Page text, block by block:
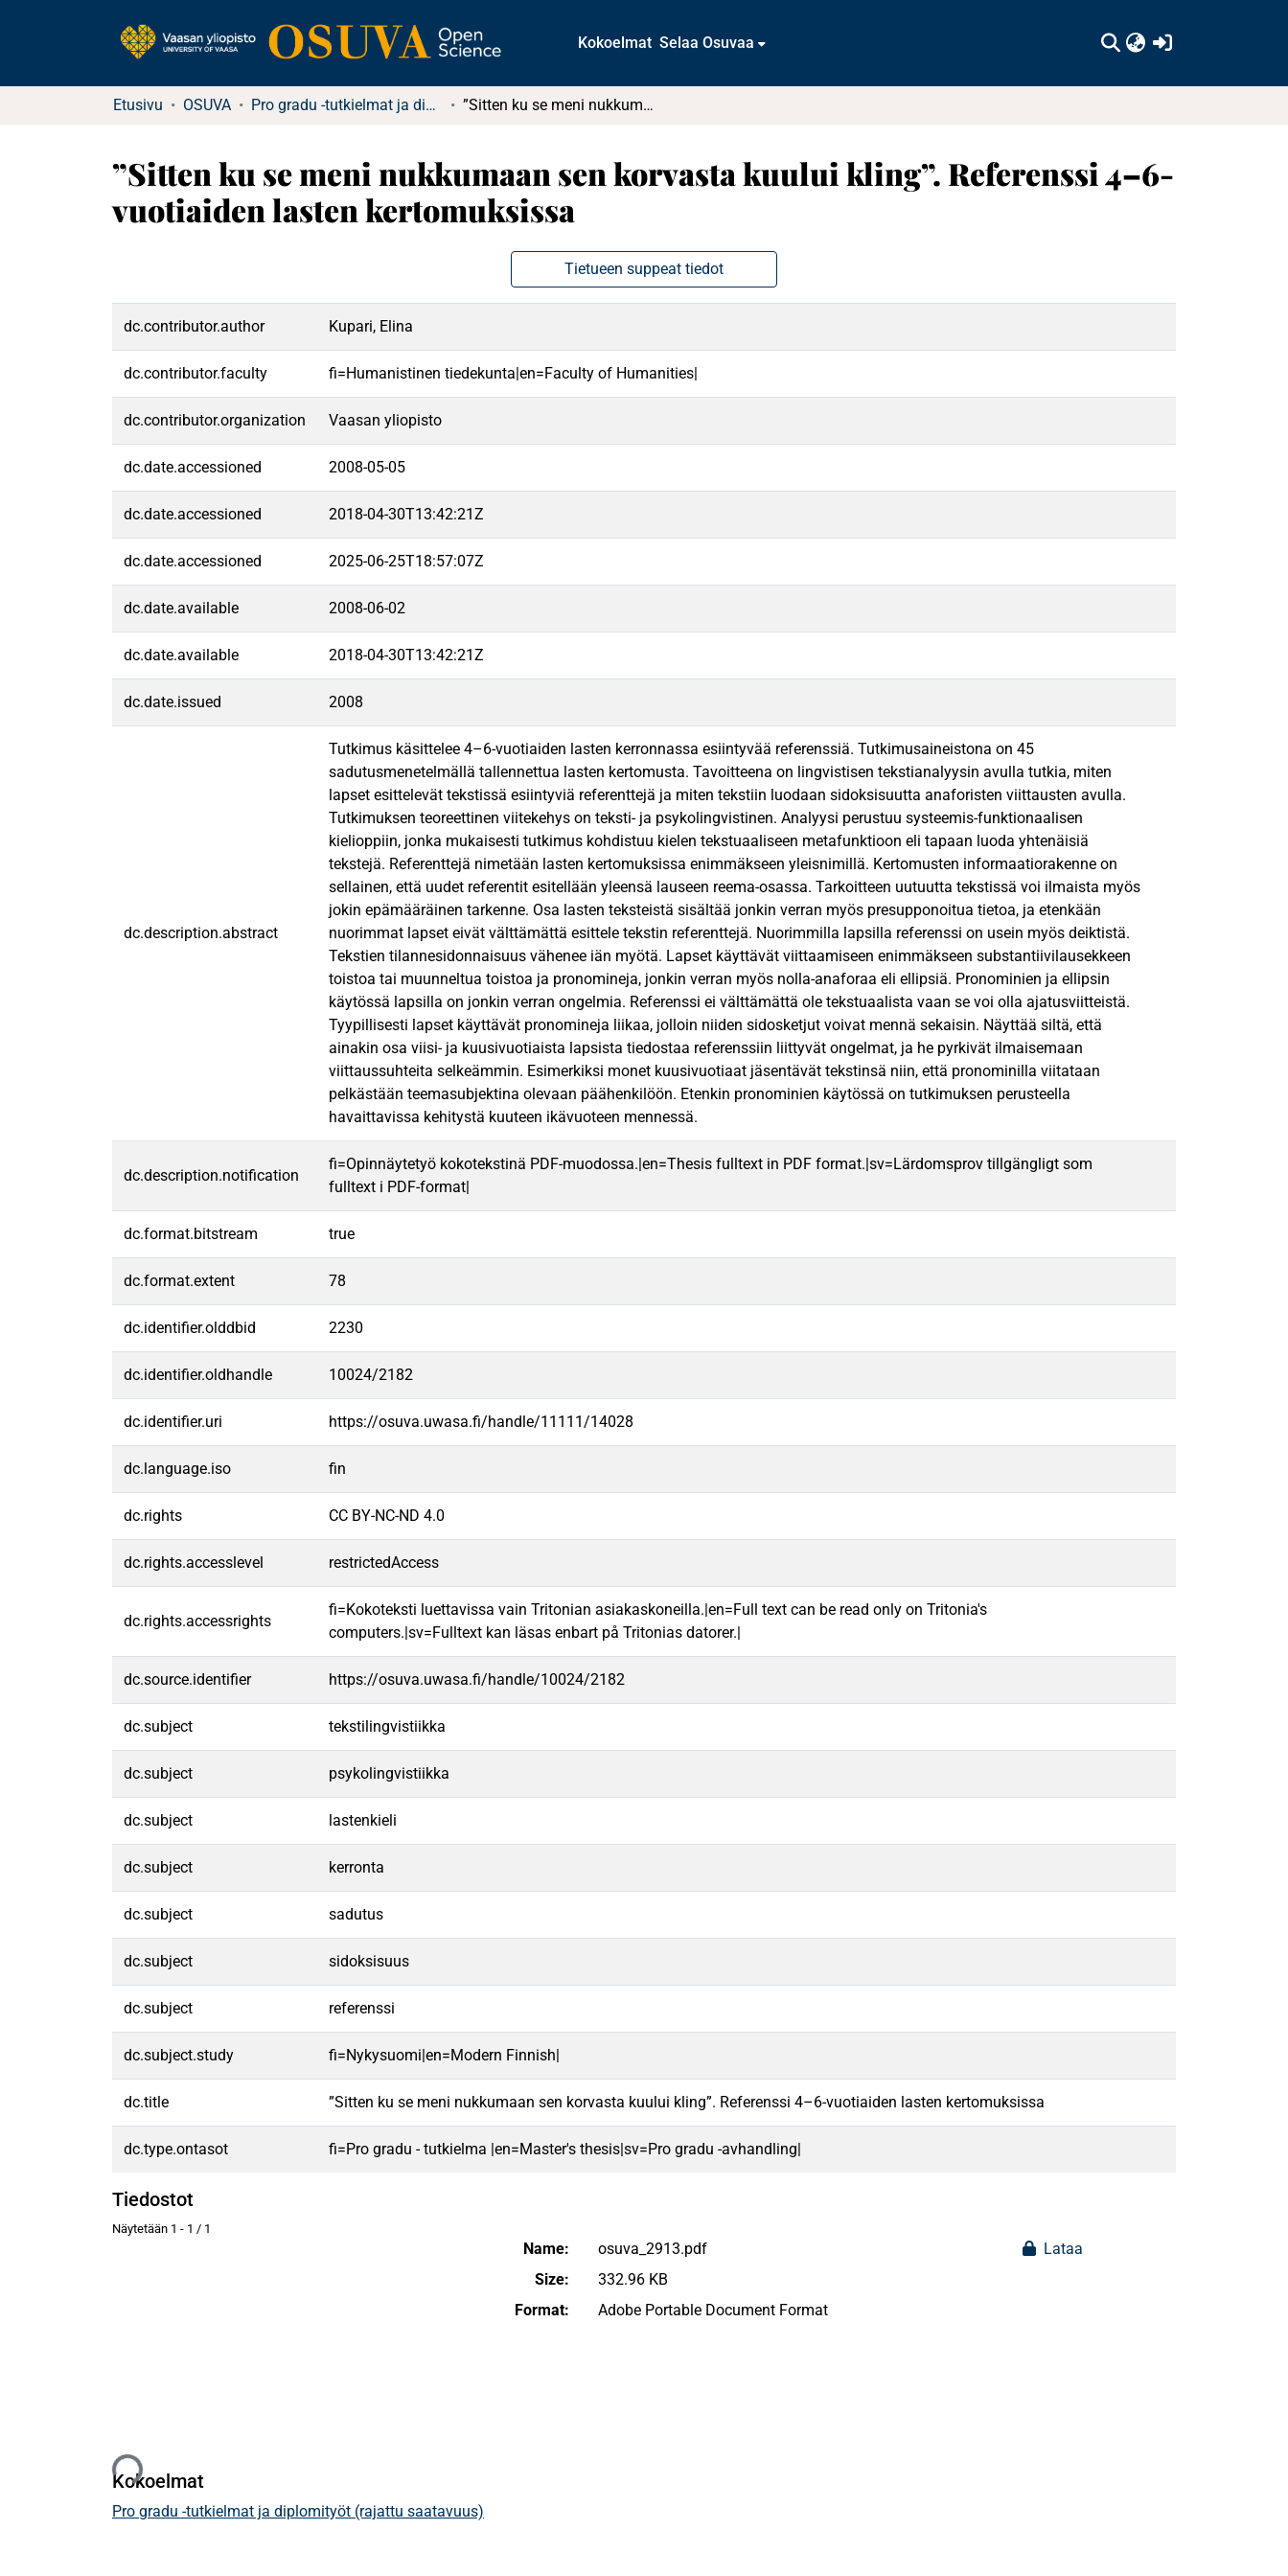
Kokoelmat Selaa Osuvaa
Etusivu OSUVA Pro gradu -tutkielmat ja diplomityöt (rajattu saatavuus) ”Sitten ku se meni nukkumaan sen korvasta kuului kling”. Referenssi 4–6-vuotiaiden lasten kertomuksissa
”Sitten ku se meni nukkumaan sen korvasta kuului kling”. Referenssi 4–6-
vuotiaiden lasten kertomuksissa
Tietueen suppeat tiedot
dc.contributor.author Kupari, Elina
dc.contributor.faculty fi=Humanistinen tiedekunta|en=Faculty of Humanities|
dc.contributor.organization Vaasan yliopisto
dc.date.accessioned 2008-05-05
dc.date.accessioned 2018-04-30T13:42:21Z
dc.date.accessioned 2025-06-25T18:57:07Z
dc.date.available 2008-06-02
dc.date.available 2018-04-30T13:42:21Z
dc.date.issued 2008
dc.description.abstract
Tutkimus käsittelee 4–6-vuotiaiden lasten kerronnassa esiintyvää referenssiä. Tutkimusaineistona on 45
sadutusmenetelmällä tallennettua lasten kertomusta. Tavoitteena on lingvistisen tekstianalyysin avulla tutkia, miten
lapset esittelevät tekstissä esiintyviä referenttejä ja miten tekstiin luodaan sidoksisuutta anaforisten viittausten avulla.
Tutkimuksen teoreettinen viitekehys on teksti- ja psykolingvistinen. Analyysi perustuu systeemis-funktionaalisen
kielioppiin, jonka mukaisesti tutkimus kohdistuu kielen tekstuaaliseen metafunktioon eli tapaan luoda yhtenäisiä
tekstejä. Referenttejä nimetään lasten kertomuksissa enimmäkseen yleisnimillä. Kertomusten informaatiorakenne on
sellainen, että uudet referentit esitellään yleensä lauseen reema-osassa. Tarkoitteen uutuutta tekstissä voi ilmaista myös
jokin epämääräinen tarkenne. Osa lasten teksteistä sisältää jonkin verran myös presupponoitua tietoa, ja etenkään
nuorimmat lapset eivät välttämättä esittele tekstin referenttejä. Nuorimmilla lapsilla referenssi on usein myös deiktistä.
Tekstien tilannesidonnaisuus vähenee iän myötä. Lapset käyttävät viittaamiseen enimmäkseen substantiivilausekkeen
toistoa tai muunneltua toistoa ja pronomineja, jonkin verran myös nolla-anaforaa eli ellipsiä. Pronominien ja ellipsin
käytössä lapsilla on jonkin verran ongelmia. Referenssi ei välttämättä ole tekstuaalista vaan se voi olla ajatusviitteistä.
Tyypillisesti lapset käyttävät pronomineja liikaa, jolloin niiden sidosketjut voivat mennä sekaisin. Näyttää siltä, että
ainakin osa viisi- ja kuusivuotiaista lapsista tiedostaa referenssiin liittyvät ongelmat, ja he pyrkivät ilmaisemaan
viittaussuhteita selkeämmin. Esimerkiksi monet kuusivuotiaat jäsentävät tekstinsä niin, että pronominilla viitataan
pelkästään teemasubjektina olevaan päähenkilöön. Etenkin pronominien käytössä on tutkimuksen perusteella
havaittavissa kehitystä kuuteen ikävuoteen mennessä.
dc.description.notification
fi=Opinnäytetyö kokotekstinä PDF-muodossa.|en=Thesis fulltext in PDF format.|sv=Lärdomsprov tillgängligt som
fulltext i PDF-format|
dc.format.bitstream true
dc.format.extent 78
dc.identifier.olddbid 2230
dc.identifier.oldhandle 10024/2182
dc.identifier.uri https://osuva.uwasa.fi/handle/11111/14028
dc.language.iso fin
dc.rights CC BY-NC-ND 4.0
dc.rights.accesslevel restrictedAccess
dc.rights.accessrights
fi=Kokoteksti luettavissa vain Tritonian asiakaskoneilla.|en=Full text can be read only on Tritonia's
computers.|sv=Fulltext kan läsas enbart på Tritonias datorer.|
dc.source.identifier https://osuva.uwasa.fi/handle/10024/2182
dc.subject tekstilingvistiikka
dc.subject psykolingvistiikka
dc.subject lastenkieli
dc.subject kerronta
dc.subject sadutus
dc.subject sidoksisuus
dc.subject referenssi
dc.subject.study fi=Nykysuomi|en=Modern Finnish|
dc.title ”Sitten ku se meni nukkumaan sen korvasta kuului kling”. Referenssi 4–6-vuotiaiden lasten kertomuksissa
dc.type.ontasot fi=Pro gradu - tutkielma |en=Master's thesis|sv=Pro gradu -avhandling|
Tiedostot
Näytetään 1 - 1 / 1
Ladataan...
Name:
osuva_2913.pdf
Size:
332.96 KB
Format:
Adobe Portable Document Format
Lataa
Kokoelmat
Pro gradu -tutkielmat ja diplomityöt (rajattu saatavuus)